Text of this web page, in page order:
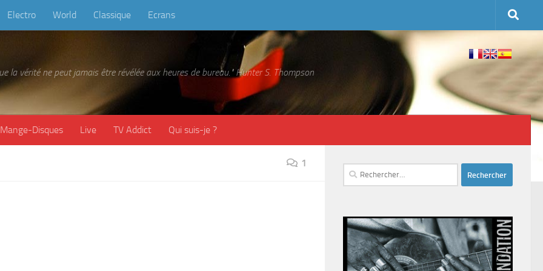
Electro World Classique Ecrans
la vérité ne peut jamais être révélée aux heures de bureau." Hunter S. Thompson
Mange-Disques Live TV Addict Qui suis-je ?
1
Rechercher :